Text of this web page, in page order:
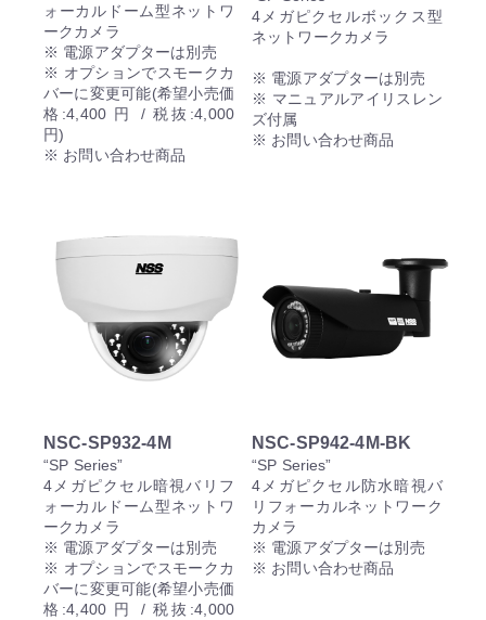
ォーカルドーム型ネットワ
ークカメラ
※ 電源アダプターは別売
※ オプションでスモークカ
バーに変更可能(希望小売価
格:4,400 円 / 税抜:4,000
円)
※ お問い合わせ商品
4メガピクセルボックス型
ネットワークカメラ
※ 電源アダプターは別売
※ マニュアルアイリスレン
ズ付属
※ お問い合わせ商品
NSC-SP932-4M
“SP Series”
4メガピクセル暗視バリフ
ォーカルドーム型ネットワ
ークカメラ
※ 電源アダプターは別売
※ オプションでスモークカ
バーに変更可能(希望小売価
格:4,400 円 / 税抜:4,000
NSC-SP942-4M-BK
“SP Series”
4メガピクセル防水暗視バ
リフォーカルネットワーク
カメラ
※ 電源アダプターは別売
※ お問い合わせ商品